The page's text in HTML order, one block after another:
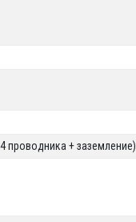
проводника + заземление)